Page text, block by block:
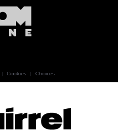
| Cookies | Choices